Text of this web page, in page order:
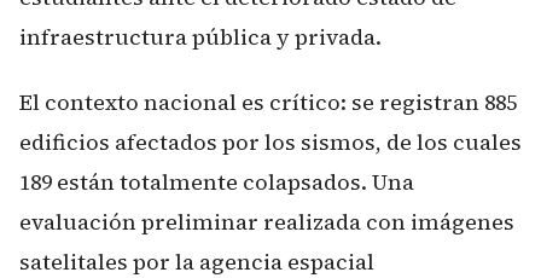
infraestructura pública y privada.
El contexto nacional es crítico: se registran 885
edificios afectados por los sismos, de los cuales
189 están totalmente colapsados. Una
evaluación preliminar realizada con imágenes
satelitales por la agencia espacial